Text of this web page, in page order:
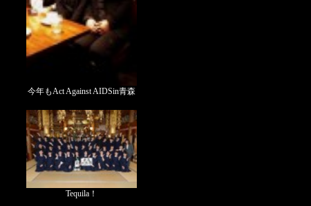
今年もAct Against AIDSin青森
Tequila！